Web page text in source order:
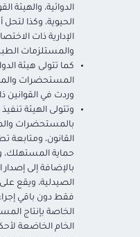
الدوائية، والهيئة
الحيوية، وكذا
الإدارية ذات
والمستلزمات
كما تتولى هيئة
المستحضرات
وردت في القوانين
وتتولى الهيئة
بالمستحضرات
القانون، ومتابعة
حماية المستهلك،
بالإضافة إلى
الصيدلية، ويقع
فقط دون باقي
الخاصة بإنتاج
الخام الخاضعة